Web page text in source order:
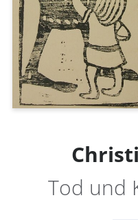
Tod und